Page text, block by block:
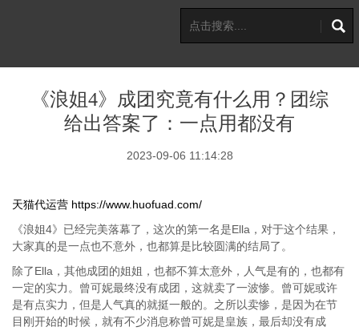
《浪姐4》成团究竟有什么用？团综
给出答案了：一点用都没有
2023-09-06 11:14:28
天猫代运营 https://www.huofuad.com/
《浪姐4》已经完美落幕了，这次的第一名是Ella，对于这个结果，
大家真的是一点也不意外，也都算是比较圆满的结局了。
除了Ella，其他成团的姐姐，也都不算太意外，人气是有的，也都有
一定的实力。曾可妮最终没有成团，这就卖了一波惨。曾可妮或许
是有点实力，但是人气真的就挺一般的。之所以卖惨，是因为在节
目刚开始的时候，就有不少消息称曾可妮是皇族，最后却没有成